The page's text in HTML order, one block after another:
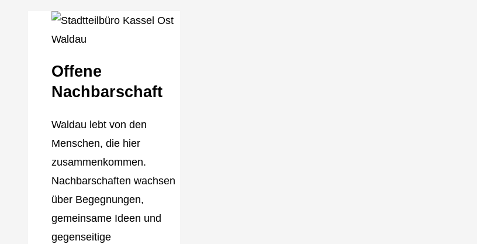
Offene
Nachbarschaft
Waldau lebt von den
Menschen, die hier
zusammenkommen.
Nachbarschaften wachsen
über Begegnungen,
gemeinsame Ideen und
gegenseitige